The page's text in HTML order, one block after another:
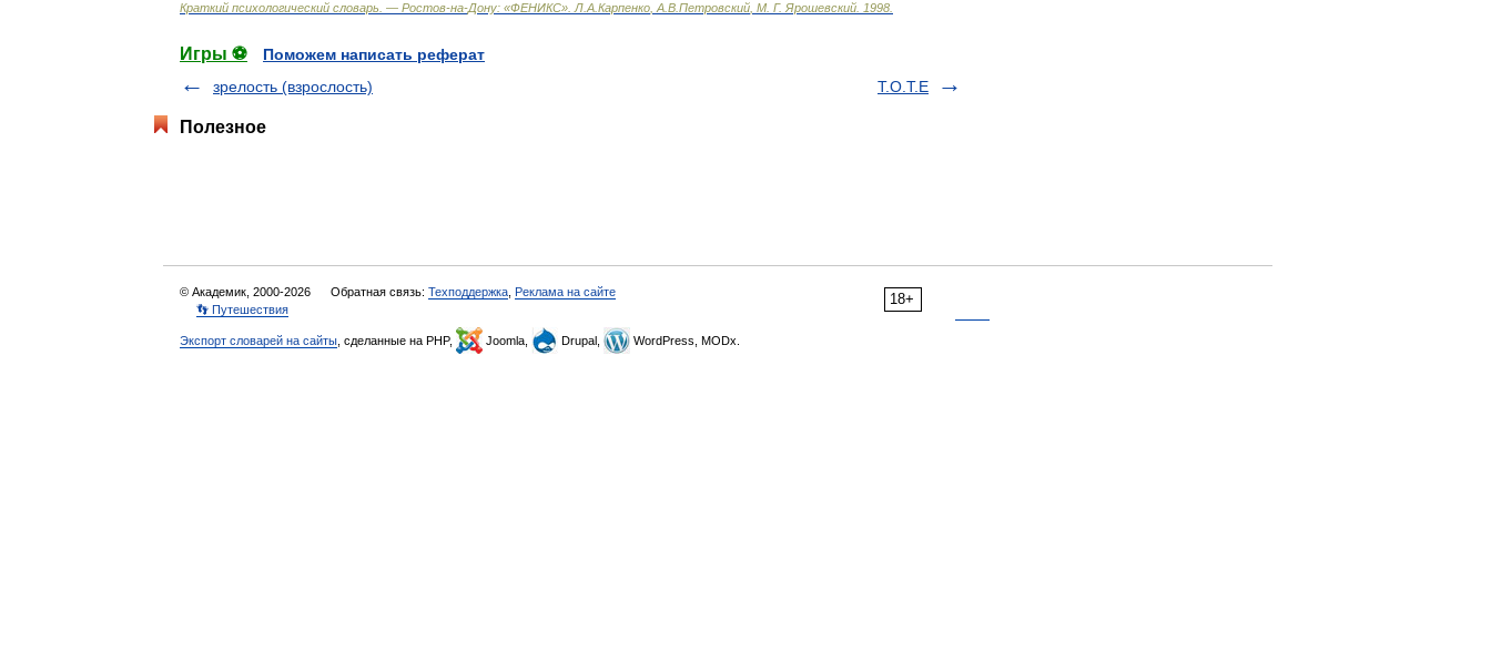
Краткий психологический словарь . — Ростов-на-Дону: «ФЕНИКС» Л А Карпенко А В Петровский М Г. Ярошевский 1998
Игры ⚽
Поможем написать реферат
зрелость (взрослость)
T.O.T.E
Полезное
18+
© Академик, 2000-2026 Обратная связь: Техподдержка Реклама на сайте
👣 Путешествия
Экспорт словарей на сайты , сделанные на PHP, Joomla, Drupal, WordPress, MODx.